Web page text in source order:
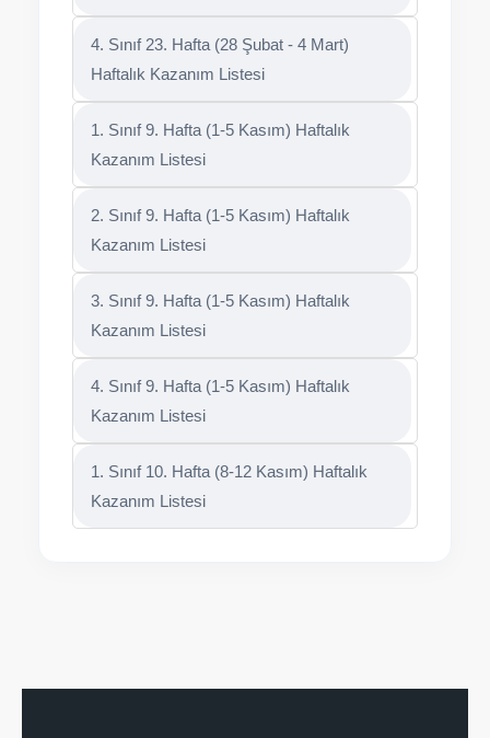
4. Sınıf 23. Hafta (28 Şubat - 4 Mart)
Haftalık Kazanım Listesi
1. Sınıf 9. Hafta (1-5 Kasım) Haftalık
Kazanım Listesi
2. Sınıf 9. Hafta (1-5 Kasım) Haftalık
Kazanım Listesi
3. Sınıf 9. Hafta (1-5 Kasım) Haftalık
Kazanım Listesi
4. Sınıf 9. Hafta (1-5 Kasım) Haftalık
Kazanım Listesi
1. Sınıf 10. Hafta (8-12 Kasım) Haftalık
Kazanım Listesi